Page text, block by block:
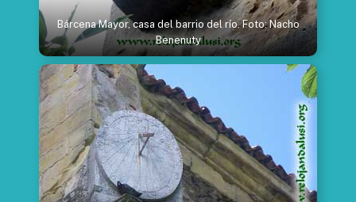
Bárcena Mayor, casa del barrio del río. Foto: Nacho
Benenuty